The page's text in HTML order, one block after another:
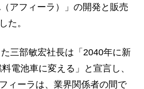
（アフィーラ）」の開発と販売
た。
三部敏宏社長は「2040年に新
電池車に変える」と宣言し、
ィーラは、業界関係者の間で